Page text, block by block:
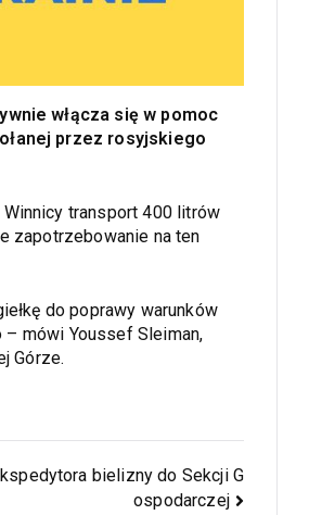
włącza się w pomoc
przez rosyjskiego
transport 400 litrów
zapotrzebowanie na ten
do poprawy warunków
– mówi Youssef Sleiman,
Górze.
bielizny do Sekcji G
ospodarczej